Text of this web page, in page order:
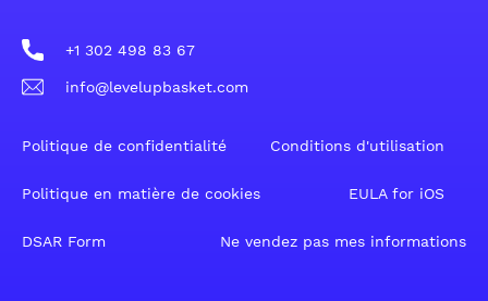
+1 302 498 83 67
info@levelupbasket.com
Politique de confidentialité Conditions d'utilisation
Politique en matière de cookies EULA for iOS
DSAR Form Ne vendez pas mes informations